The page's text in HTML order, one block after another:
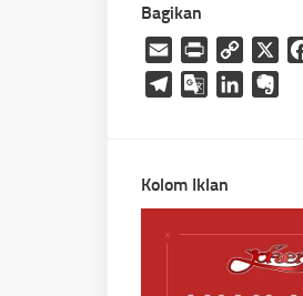
Bagikan
Email
Print
Copy
Link
TelegramGoogleLinkedIn
Kolom Iklan